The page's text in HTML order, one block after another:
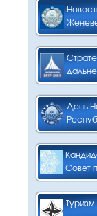
День
Совет
Туризм